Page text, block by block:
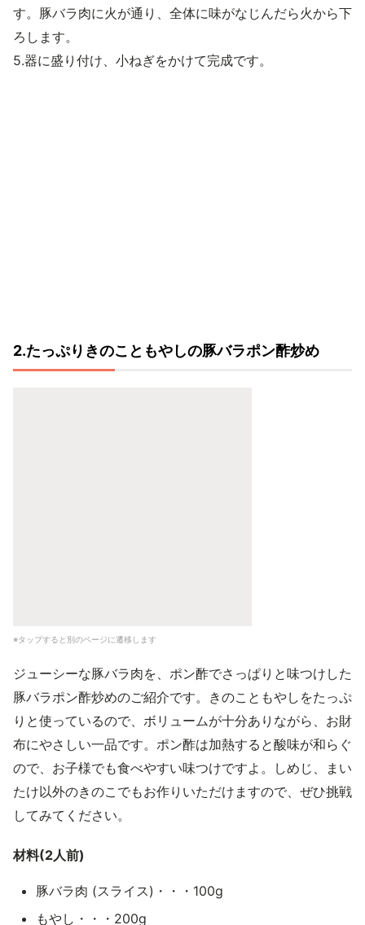
す。豚バラ肉に火が通り、全体に味がなじんだら火から下
ろします。
5.器に盛り付け、小ねぎをかけて完成です。
2.たっぷりきのこともやしの豚バラポン酢炒め
※タップすると別のページに遷移します
ジューシーな豚バラ肉を、ポン酢でさっぱりと味つけした
豚バラポン酢炒めのご紹介です。きのこともやしをたっぷ
りと使っているので、ボリュームが十分ありながら、お財
布にやさしい一品です。ポン酢は加熱すると酸味が和らぐ
ので、お子様でも食べやすい味つけですよ。しめじ、まい
たけ以外のきのこでもお作りいただけますので、ぜひ挑戦
してみてください。
材料(2人前)
豚バラ肉 (スライス)・・・100g
もやし・・・200g